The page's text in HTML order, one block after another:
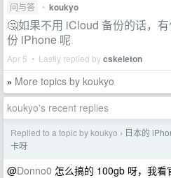
问与答 • koukyo
🤔如果不用 iCloud 备份的话，
份 iPhone 呢
Apr 5 • Lastly replied bycskeleton
» More topics by koukyo
koukyo's recent replies
Replied to a topic by koukyo › 日本的
卡呀
@Donno0 怎么搞的 100gb 呀，我